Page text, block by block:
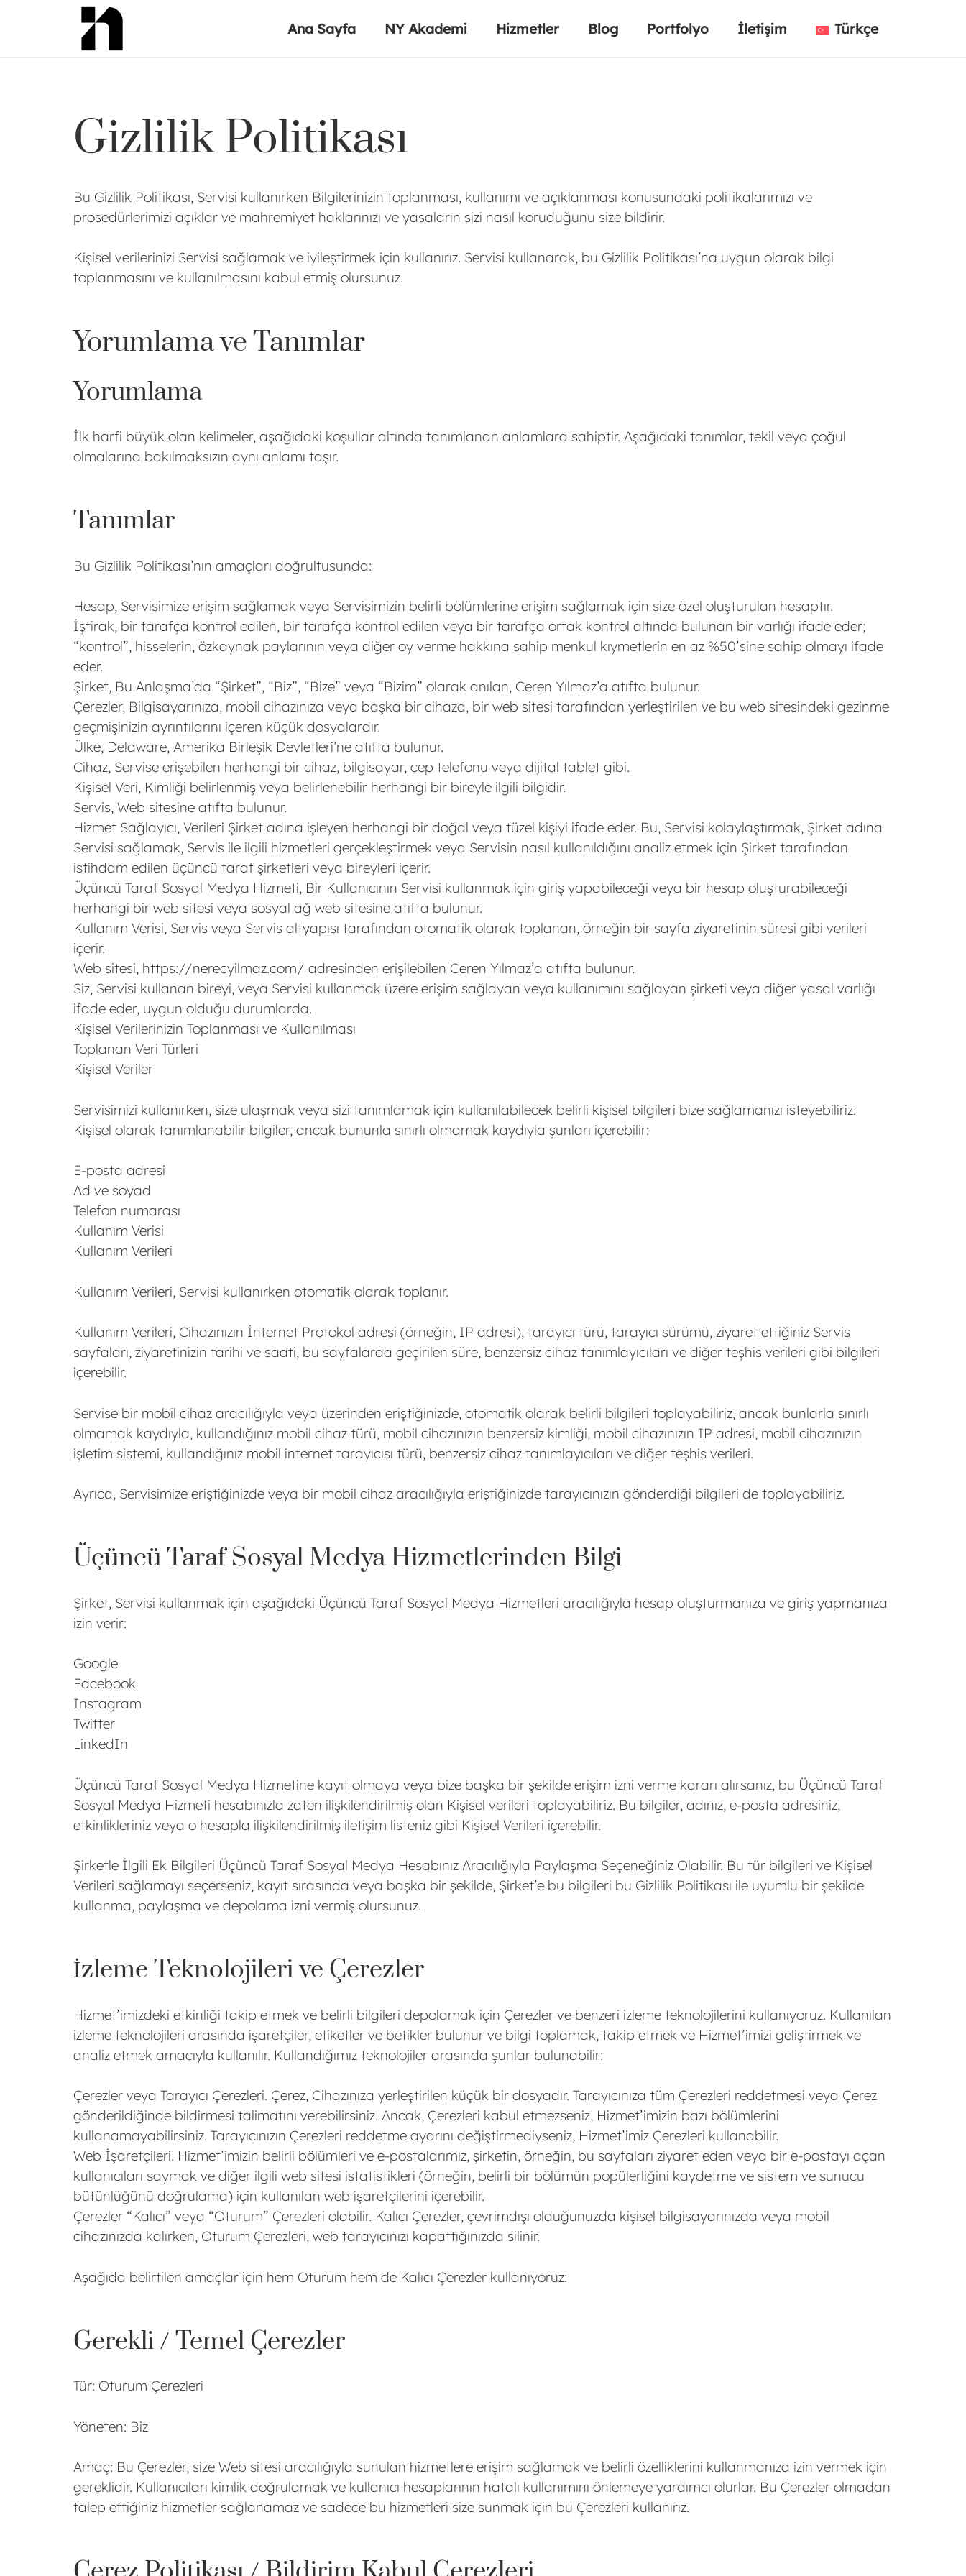
Ana Sayfa NY Akademi Hizmetler Blog Portfolyo İletişim Türkçe
Gizlilik Politikası
Bu Gizlilik Politikası, Servisi kullanırken Bilgilerinizin toplanması, kullanımı ve açıklanması konusundaki politikalarımızı ve
prosedürlerimizi açıklar ve mahremiyet haklarınızı ve yasaların sizi nasıl koruduğunu size bildirir.
Kişisel verilerinizi Servisi sağlamak ve iyileştirmek için kullanırız. Servisi kullanarak, bu Gizlilik Politikası’na uygun olarak bilgi
toplanmasını ve kullanılmasını kabul etmiş olursunuz.
Yorumlama ve Tanımlar
Yorumlama
İlk harfi büyük olan kelimeler, aşağıdaki koşullar altında tanımlanan anlamlara sahiptir. Aşağıdaki tanımlar, tekil veya çoğul
olmalarına bakılmaksızın aynı anlamı taşır.
Tanımlar
Bu Gizlilik Politikası’nın amaçları doğrultusunda:
Hesap, Servisimize erişim sağlamak veya Servisimizin belirli bölümlerine erişim sağlamak için size özel oluşturulan hesaptır.
İştirak, bir tarafça kontrol edilen, bir tarafça kontrol edilen veya bir tarafça ortak kontrol altında bulunan bir varlığı ifade eder;
“kontrol”, hisselerin, özkaynak paylarının veya diğer oy verme hakkına sahip menkul kıymetlerin en az %50’sine sahip olmayı ifade
eder.
Şirket, Bu Anlaşma’da “Şirket”, “Biz”, “Bize” veya “Bizim” olarak anılan, Ceren Yılmaz’a atıfta bulunur.
Çerezler, Bilgisayarınıza, mobil cihazınıza veya başka bir cihaza, bir web sitesi tarafından yerleştirilen ve bu web sitesindeki gezinme
geçmişinizin ayrıntılarını içeren küçük dosyalardır.
Ülke, Delaware, Amerika Birleşik Devletleri’ne atıfta bulunur.
Cihaz, Servise erişebilen herhangi bir cihaz, bilgisayar, cep telefonu veya dijital tablet gibi.
Kişisel Veri, Kimliği belirlenmiş veya belirlenebilir herhangi bir bireyle ilgili bilgidir.
Servis, Web sitesine atıfta bulunur.
Hizmet Sağlayıcı, Verileri Şirket adına işleyen herhangi bir doğal veya tüzel kişiyi ifade eder. Bu, Servisi kolaylaştırmak, Şirket adına
Servisi sağlamak, Servis ile ilgili hizmetleri gerçekleştirmek veya Servisin nasıl kullanıldığını analiz etmek için Şirket tarafından
istihdam edilen üçüncü taraf şirketleri veya bireyleri içerir.
Üçüncü Taraf Sosyal Medya Hizmeti, Bir Kullanıcının Servisi kullanmak için giriş yapabileceği veya bir hesap oluşturabileceği
herhangi bir web sitesi veya sosyal ağ web sitesine atıfta bulunur.
Kullanım Verisi, Servis veya Servis altyapısı tarafından otomatik olarak toplanan, örneğin bir sayfa ziyaretinin süresi gibi verileri
içerir.
Web sitesi, https://nerecyilmaz.com/ adresinden erişilebilen Ceren Yılmaz’a atıfta bulunur.
Siz, Servisi kullanan bireyi, veya Servisi kullanmak üzere erişim sağlayan veya kullanımını sağlayan şirketi veya diğer yasal varlığı
ifade eder, uygun olduğu durumlarda.
Kişisel Verilerinizin Toplanması ve Kullanılması
Toplanan Veri Türleri
Kişisel Veriler
Servisimizi kullanırken, size ulaşmak veya sizi tanımlamak için kullanılabilecek belirli kişisel bilgileri bize sağlamanızı isteyebiliriz.
Kişisel olarak tanımlanabilir bilgiler, ancak bununla sınırlı olmamak kaydıyla şunları içerebilir:
E-posta adresi
Ad ve soyad
Telefon numarası
Kullanım Verisi
Kullanım Verileri
Kullanım Verileri, Servisi kullanırken otomatik olarak toplanır.
Kullanım Verileri, Cihazınızın İnternet Protokol adresi (örneğin, IP adresi), tarayıcı türü, tarayıcı sürümü, ziyaret ettiğiniz Servis
sayfaları, ziyaretinizin tarihi ve saati, bu sayfalarda geçirilen süre, benzersiz cihaz tanımlayıcıları ve diğer teşhis verileri gibi bilgileri
içerebilir.
Servise bir mobil cihaz aracılığıyla veya üzerinden eriştiğinizde, otomatik olarak belirli bilgileri toplayabiliriz, ancak bunlarla sınırlı
olmamak kaydıyla, kullandığınız mobil cihaz türü, mobil cihazınızın benzersiz kimliği, mobil cihazınızın IP adresi, mobil cihazınızın
işletim sistemi, kullandığınız mobil internet tarayıcısı türü, benzersiz cihaz tanımlayıcıları ve diğer teşhis verileri.
Ayrıca, Servisimize eriştiğinizde veya bir mobil cihaz aracılığıyla eriştiğinizde tarayıcınızın gönderdiği bilgileri de toplayabiliriz.
Üçüncü Taraf Sosyal Medya Hizmetlerinden Bilgi
Şirket, Servisi kullanmak için aşağıdaki Üçüncü Taraf Sosyal Medya Hizmetleri aracılığıyla hesap oluşturmanıza ve giriş yapmanıza
izin verir:
Google
Facebook
Instagram
Twitter
LinkedIn
Üçüncü Taraf Sosyal Medya Hizmetine kayıt olmaya veya bize başka bir şekilde erişim izni verme kararı alırsanız, bu Üçüncü Taraf
Sosyal Medya Hizmeti hesabınızla zaten ilişkilendirilmiş olan Kişisel verileri toplayabiliriz. Bu bilgiler, adınız, e-posta adresiniz,
etkinlikleriniz veya o hesapla ilişkilendirilmiş iletişim listeniz gibi Kişisel Verileri içerebilir.
Şirketle İlgili Ek Bilgileri Üçüncü Taraf Sosyal Medya Hesabınız Aracılığıyla Paylaşma Seçeneğiniz Olabilir. Bu tür bilgileri ve Kişisel
Verileri sağlamayı seçerseniz, kayıt sırasında veya başka bir şekilde, Şirket’e bu bilgileri bu Gizlilik Politikası ile uyumlu bir şekilde
kullanma, paylaşma ve depolama izni vermiş olursunuz.
İzleme Teknolojileri ve Çerezler
Hizmet’imizdeki etkinliği takip etmek ve belirli bilgileri depolamak için Çerezler ve benzeri izleme teknolojilerini kullanıyoruz. Kullanılan
izleme teknolojileri arasında işaretçiler, etiketler ve betikler bulunur ve bilgi toplamak, takip etmek ve Hizmet’imizi geliştirmek ve
analiz etmek amacıyla kullanılır. Kullandığımız teknolojiler arasında şunlar bulunabilir:
Çerezler veya Tarayıcı Çerezleri. Çerez, Cihazınıza yerleştirilen küçük bir dosyadır. Tarayıcınıza tüm Çerezleri reddetmesi veya Çerez
gönderildiğinde bildirmesi talimatını verebilirsiniz. Ancak, Çerezleri kabul etmezseniz, Hizmet’imizin bazı bölümlerini
kullanamayabilirsiniz. Tarayıcınızın Çerezleri reddetme ayarını değiştirmediyseniz, Hizmet’imiz Çerezleri kullanabilir.
Web İşaretçileri. Hizmet’imizin belirli bölümleri ve e-postalarımız, şirketin, örneğin, bu sayfaları ziyaret eden veya bir e-postayı açan
kullanıcıları saymak ve diğer ilgili web sitesi istatistikleri (örneğin, belirli bir bölümün popülerliğini kaydetme ve sistem ve sunucu
bütünlüğünü doğrulama) için kullanılan web işaretçilerini içerebilir.
Çerezler “Kalıcı” veya “Oturum” Çerezleri olabilir. Kalıcı Çerezler, çevrimdışı olduğunuzda kişisel bilgisayarınızda veya mobil
cihazınızda kalırken, Oturum Çerezleri, web tarayıcınızı kapattığınızda silinir.
Aşağıda belirtilen amaçlar için hem Oturum hem de Kalıcı Çerezler kullanıyoruz:
Gerekli / Temel Çerezler
Tür: Oturum Çerezleri
Yöneten: Biz
Amaç: Bu Çerezler, size Web sitesi aracılığıyla sunulan hizmetlere erişim sağlamak ve belirli özelliklerini kullanmanıza izin vermek için
gereklidir. Kullanıcıları kimlik doğrulamak ve kullanıcı hesaplarının hatalı kullanımını önlemeye yardımcı olurlar. Bu Çerezler olmadan
talep ettiğiniz hizmetler sağlanamaz ve sadece bu hizmetleri size sunmak için bu Çerezleri kullanırız.